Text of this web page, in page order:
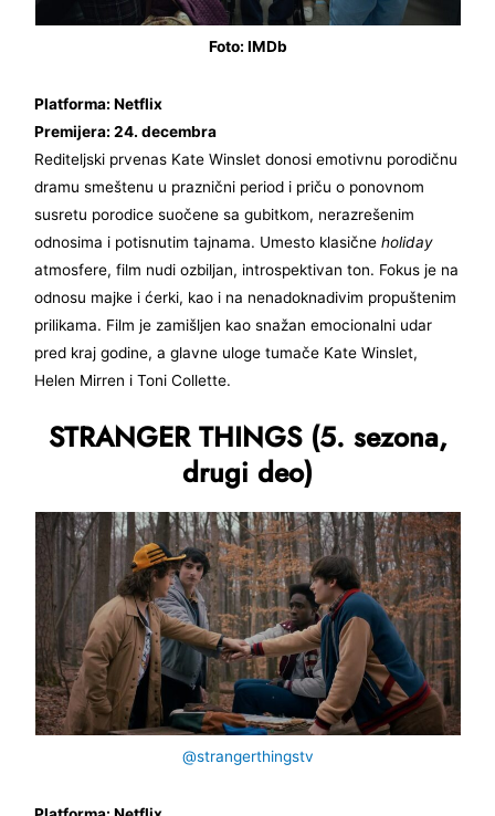
Foto: IMDb
Platforma: Netflix
Premijera: 24. decembra
Rediteljski prvenas Kate Winslet donosi emotivnu porodičnu
dramu smeštenu u praznični period i priču o ponovnom
susretu porodice suočene sa gubitkom, nerazrešenim
odnosima i potisnutim tajnama. Umesto klasičneholiday
atmosfere, film nudi ozbiljan, introspektivan ton. Fokus je na
odnosu majke i ćerki, kao i na nenadoknadivim propuštenim
prilikama. Film je zamišljen kao snažan emocionalni udar
pred kraj godine, a glavne uloge tumače Kate Winslet,
Helen Mirren i Toni Collette.
STRANGER THINGS (5. sezona,
drugi deo)
@strangerthingstv